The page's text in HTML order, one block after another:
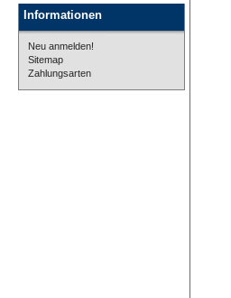
Informationen
Neu anmelden!
Sitemap
Zahlungsarten